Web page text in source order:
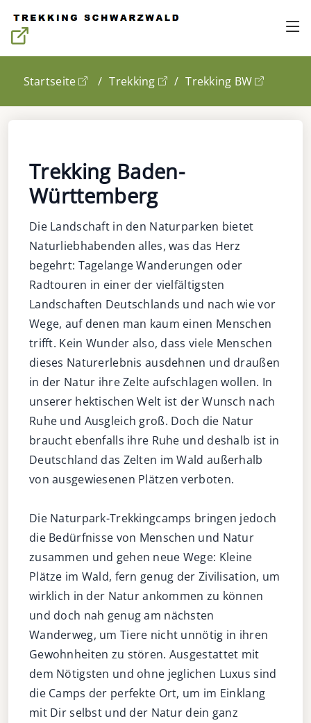
Startseite Trekking Trekking BW
Trekking Baden-
Württemberg
Die Landschaft in den Naturparken bietet
Naturliebhabenden alles, was das Herz
begehrt: Tagelange Wanderungen oder
Radtouren in einer der vielfältigsten
Landschaften Deutschlands und nach wie vor
Wege, auf denen man kaum einen Menschen
trifft. Kein Wunder also, dass viele Menschen
dieses Naturerlebnis ausdehnen und draußen
in der Natur ihre Zelte aufschlagen wollen. In
unserer hektischen Welt ist der Wunsch nach
Ruhe und Ausgleich groß. Doch die Natur
braucht ebenfalls ihre Ruhe und deshalb ist in
Deutschland das Zelten im Wald außerhalb
von ausgewiesenen Plätzen verboten.
Die Naturpark-Trekkingcamps bringen jedoch
die Bedürfnisse von Menschen und Natur
zusammen und gehen neue Wege: Kleine
Plätze im Wald, fern genug der Zivilisation, um
wirklich in der Natur ankommen zu können
und doch nah genug am nächsten
Wanderweg, um Tiere nicht unnötig in ihren
Gewohnheiten zu stören. Ausgestattet mit
dem Nötigsten und ohne jeglichen Luxus sind
die Camps der perfekte Ort, um im Einklang
mit Dir selbst und der Natur dein ganz